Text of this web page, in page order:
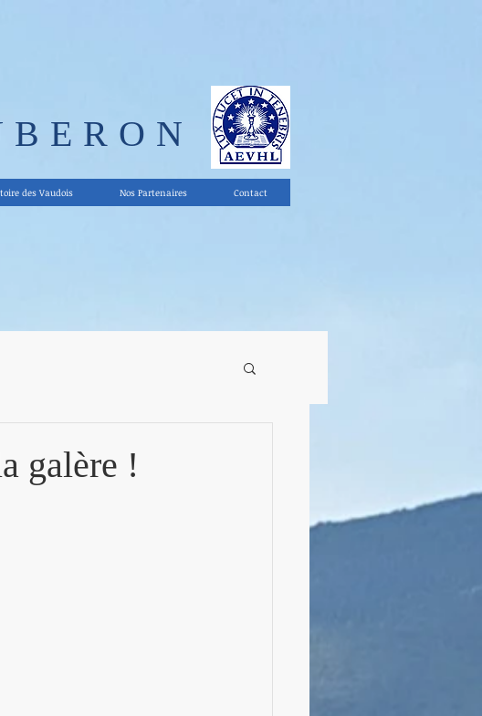
des Vaudois Nos Partenaires Contact
galère !